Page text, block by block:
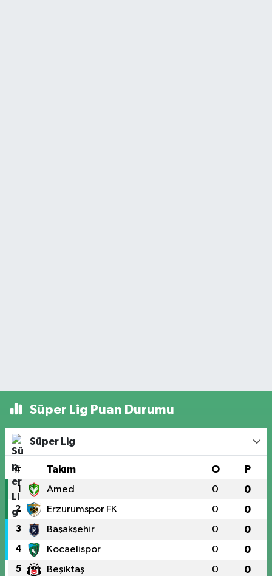
Süper Lig Puan Durumu
Süper Lig
# Takım O P
1 Amed 0 0
2 Erzurumspor FK 0 0
3 Başakşehir 0 0
4 Kocaelispor 0 0
5 Beşiktaş 0 0